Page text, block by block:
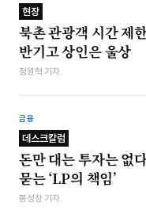
현장
북촌 관광객 시간 제
반기고 상인은 울상
정원혁 기자
금융
데스크칼럼
돈만 대는 투자는 없
묻는 ‘LP의 책임’
봉성창 기자